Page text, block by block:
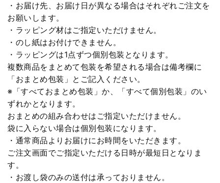
・お届け先、お届け日が異なる場合はそれぞれご注文を
お願いします。
・ラッピング材はご指定いただけません。
・のし紙はお付けできません。
・ラッピングは1点ずつ個別包装となります。
複数商品をまとめて包装を希望される場合は備考欄に
「おまとめ包装」とご記入ください。
※「すべておまとめ包装」か、「すべて個別包装」のい
ずれかとなります。
おまとめの組み合わせはご指定いただけません。
袋に入らない場合は個別包装になります。
・通常商品よりお届けにお時間をいただきます。
ご注文画面でご指定いただける日時が最短日となりま
す。
・お渡し袋のみの送付は承っておりません。